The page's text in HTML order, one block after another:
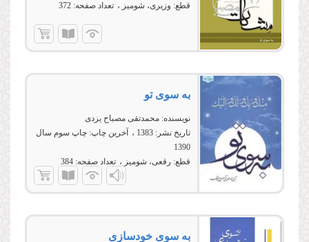
قطع: وزیری، شومیز تعداد صفحه: 372
به سوی تو
نویسنده: محمدتقی مصباح یزدی
تاریخ نشر: 1383 آخرین چاپ: چاپ سوم سال
1390
قطع: رقعی، شومیز تعداد صفحه: 384
به سوی خودسازی